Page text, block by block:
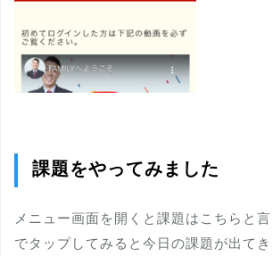
課題をやってみました
メニュー画面を開くと課題はこちらと
でタップしてみると今日の課題が出てき